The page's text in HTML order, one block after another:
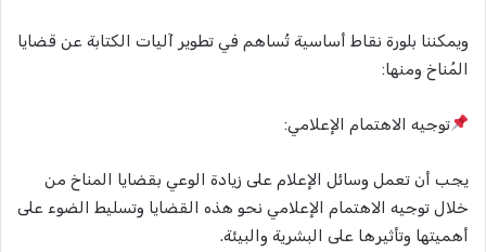
ويمكننا بلورة نقاط أساسية تُساهم في تطوير آليات الكتابة عن قضايا
المُناخ ومنها:
توجيه الاهتمام الإعلامي:
يجب أن تعمل وسائل الإعلام على زيادة الوعي بقضايا المناخ من
خلال توجيه الاهتمام الإعلامي نحو هذه القضايا وتسليط الضوء على
أهميتها وتأثيرها على البشرية والبيئة.